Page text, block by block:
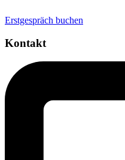
Erstgespräch buchen
Kontakt